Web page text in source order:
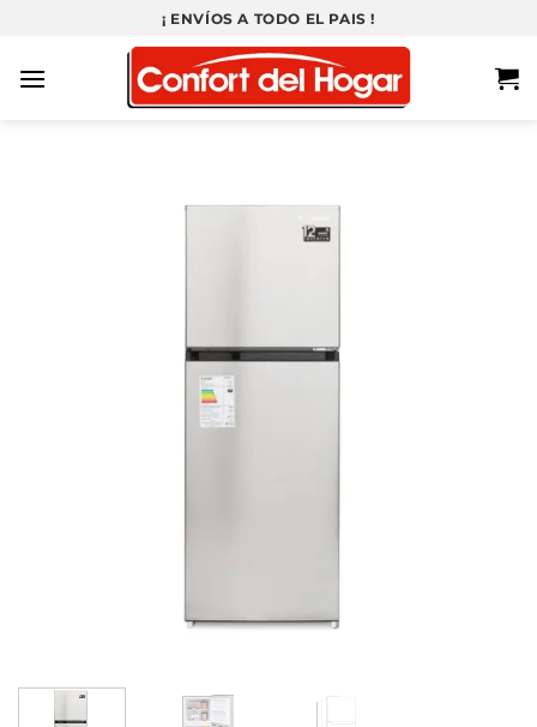
contenido
¡ ENVÍOS A TODO EL PAIS !